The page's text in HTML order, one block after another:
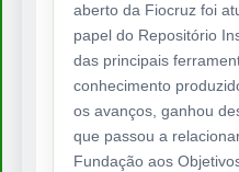
aberto da Fiocruz foi
papel do Repositório
das principais
conhecimento
os avanços, ganhou
que passou a
Fundação aos